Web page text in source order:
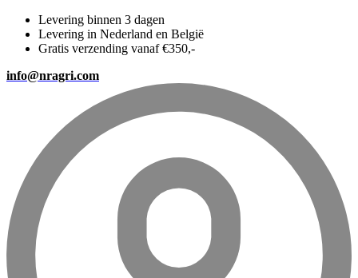
Levering binnen 3 dagen
Levering in Nederland en België
Gratis verzending vanaf €350,-
info@nragri.com